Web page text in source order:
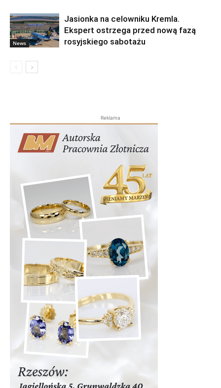
News
Jasionka na celowniku Kremla.
Ekspert ostrzega przed nową fazą
rosyjskiego sabotażu
Reklama